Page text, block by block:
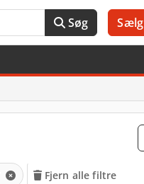
Søg Sælg
Fjern alle filtre